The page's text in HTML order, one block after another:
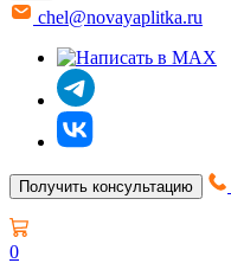
chel@novayaplitka.ru
Получить консультацию
0